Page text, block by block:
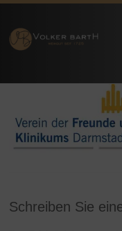
springen
Weingut
Prämierte
Premium-
| Lonsheim
Schreiben Sie